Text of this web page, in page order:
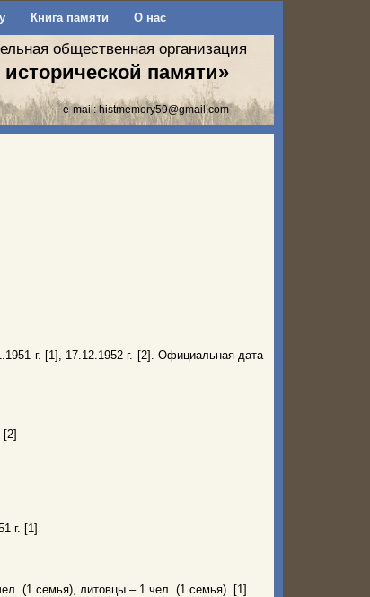
Книга памяти О нас
общественная организация
исторической памяти»
e-mail:histmemory59@gmail.com
г. [1], 17.12.1952 г. [2]. Официальная дата
[2]
г. [1]
(1 семья), литовцы – 1 чел. (1 семья). [1]